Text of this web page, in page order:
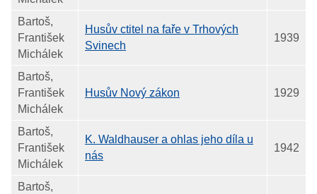
Bartoš,
František
Michálek
Husův ctitel na faře v Trhových
Svinech
1939
Bartoš,
František
Michálek
Husův Nový zákon 1929
Bartoš,
František
Michálek
K. Waldhauser a ohlas jeho díla u
nás
1942
Bartoš,